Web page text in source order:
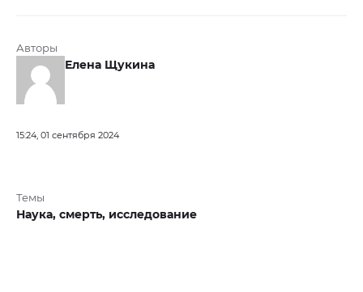
Авторы
Елена Щукина
15:24, 01 сентября 2024
Темы
Наука, смерть, исследование